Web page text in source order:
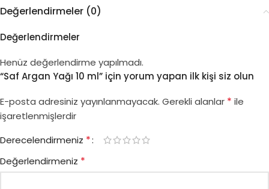
Değerlendirmeler (0)
Değerlendirmeler
Henüz değerlendirme yapılmadı.
“Saf Argan Yağı 10 ml” için yorum yapan ilk kişi siz olun
E-posta adresiniz yayınlanmayacak. Gerekli alanlar * ile
işaretlenmişlerdir
Derecelendirmeniz *
Değerlendirmeniz *